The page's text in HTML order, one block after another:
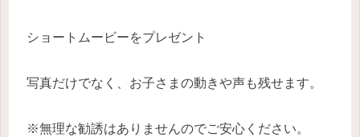
ショートムービーをプレゼント
写真だけでなく、お子さまの動きや声も残せます。
※無理な勧誘はありませんのでご安心ください。